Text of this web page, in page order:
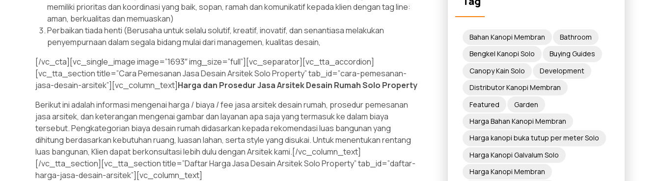
memiliki prioritas dan koordinasi yang baik, sopan, ramah dan komunikatif kepada klien dengan tag line:
aman, berkualitas dan memuaskan)
Perbaikan tiada henti (Berusaha untuk selalu solutif, kreatif, inovatif, dan senantiasa melakukan
penyempurnaan dalam segala bidang mulai dari managemen, kualitas desain,
[/vc_cta][vc_single_image image=”1693″ img_size=”full”][vc_separator][vc_tta_accordion]
[vc_tta_section title=”Cara Pemesanan Jasa Desain Arsitek Solo Property” tab_id=”cara-pemesanan-
jasa-desain-arsitek”][vc_column_text]Harga dan Prosedur Jasa Arsitek Desain Rumah Solo Property
Berikut ini adalah informasi mengenai harga / biaya / fee jasa arsitek desain rumah, prosedur pemesanan
jasa arsitek, dan keterangan mengenai gambar dan layanan apa saja yang termasuk ke dalam biaya
tersebut. Pengkategorian biaya desain rumah didasarkan kepada rekomendasi luas bangunan yang
dihitung berdasarkan kebutuhan ruang, luasan lahan, serta style yang disukai. Untuk menentukan rentang
luas bangunan, Klien dapat berkonsultasi lebih dulu dengan Arsitek kami.[/vc_column_text]
[/vc_tta_section][vc_tta_section title=”Daftar Harga Jasa Desain Arsitek Solo Property” tab_id=”daftar-
harga-jasa-desain-arsitek”][vc_column_text]
Bahan Kanopi Membran
Bathroom
Bengkel Kanopi Solo
Buying Guides
Canopy Kain Solo
Development
Distributor Kanopi Membran
Featured
Garden
Harga Bahan Kanopi Membran
Harga kanopi buka tutup per meter Solo
Harga Kanopi Galvalum Solo
Harga Kanopi Membran